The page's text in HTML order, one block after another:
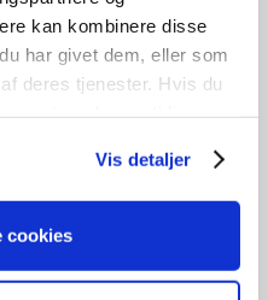
kan kombinere disse
har givet dem, eller som
deres tjenester. Hvis du
Vis detaljer
cookies